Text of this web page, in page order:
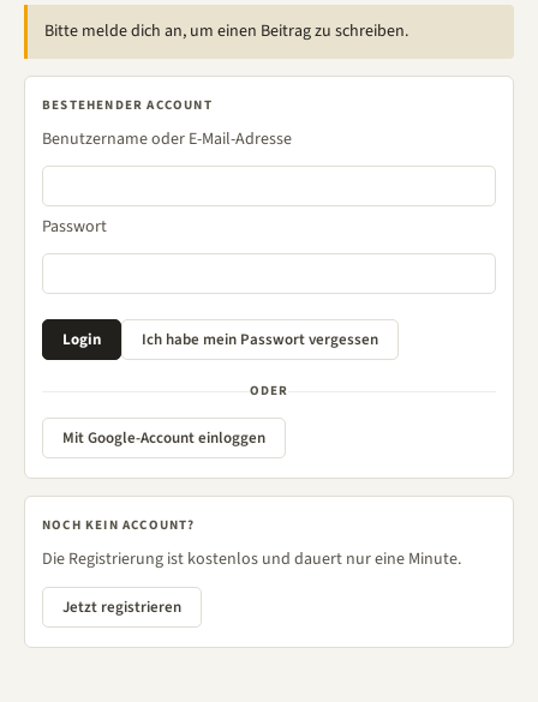
Bitte melde dich an, um einen Beitrag zu schreiben.
BESTEHENDER ACCOUNT
Benutzername oder E-Mail-Adresse
Passwort
ODER
Mit Google-Account einloggen
NOCH KEIN ACCOUNT?
Die Registrierung ist kostenlos und dauert nur eine Minute.
Jetzt registrieren